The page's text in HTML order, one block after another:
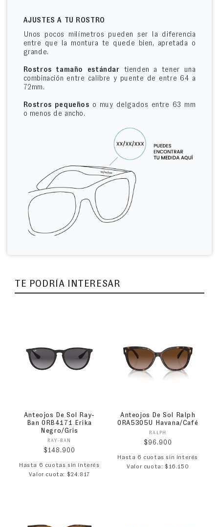
AJUSTES A TU ROSTRO
Unos pocos milímetros pueden ser la diferencia
entre que la montura te quede bien, apretada o
grande.
Rostros tamaño estándar tienden a tener una
combinación entre calibre y puente de entre 64 a
72mm.
Rostros pequeños o muy delgados entre 63 mm
o menos de ancho.
TE PODRÍA INTERESAR
Anteojos De Sol Ray-
Ban 0RB4171 Erika
Negro/Gris
Proveedor:
RAY-BAN
Precio habitual
$148.900
Hasta 6 cuotas sin interés
Valor cuota: $24.817
Anteojos De Sol Ralph
0RA5305U Havana/Café
Proveedor:
RALPH
Precio habitual
$96.900
Hasta 6 cuotas sin interés
Valor cuota: $16.150